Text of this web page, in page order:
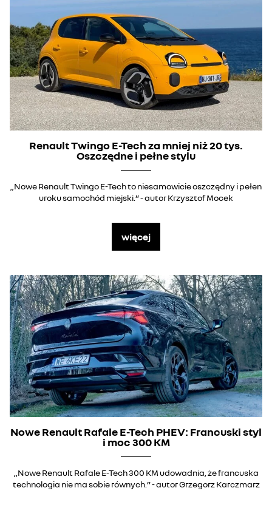
Renault Twingo E-Tech za mniej niż 20 tys.
Oszczędne i pełne stylu
„Nowe Renault Twingo E-Tech to niesamowicie oszczędny i pełen
uroku samochód miejski.” - autor Krzysztof Mocek
więcej
Nowe Renault Rafale E-Tech PHEV: Francuski styl
i moc 300 KM
„Nowe Renault Rafale E-Tech 300 KM udowadnia, że francuska
technologia nie ma sobie równych.” - autor Grzegorz Karczmarz